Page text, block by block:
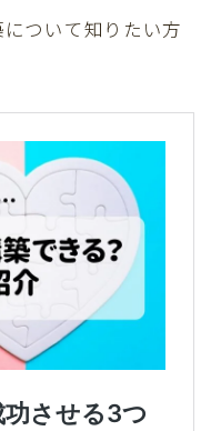
ついて知りたい方